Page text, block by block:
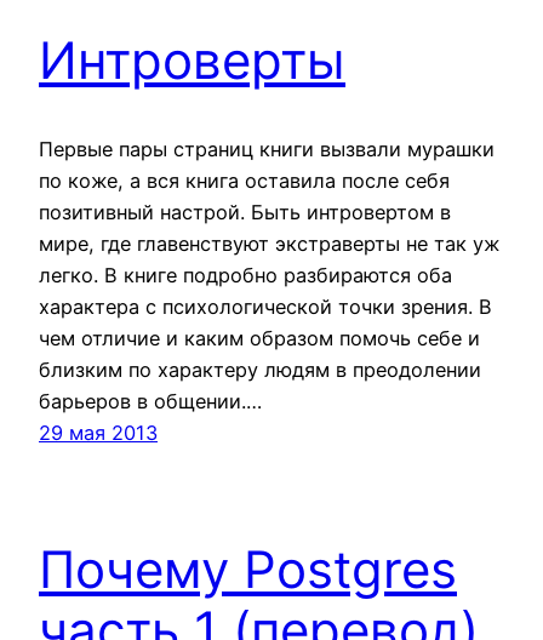
Интроверты
Первые пары страниц книги вызвали мурашки
по коже, а вся книга оставила после себя
позитивный настрой. Быть интровертом в
мире, где главенствуют экстраверты не так уж
легко. В книге подробно разбираются оба
характера с психологической точки зрения. В
чем отличие и каким образом помочь себе и
близким по характеру людям в преодолении
барьеров в общении.…
29 мая 2013
Почему Postgres